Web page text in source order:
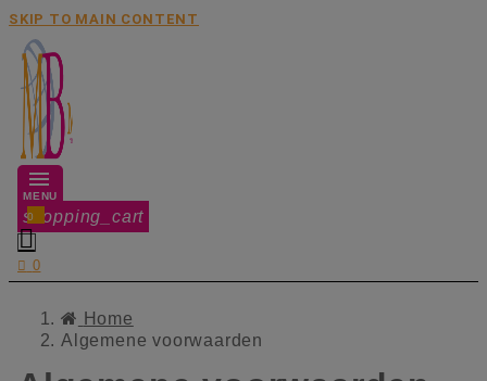
SKIP TO MAIN CONTENT
MENU
shopping_cart
0

 0
Home
Algemene voorwaarden